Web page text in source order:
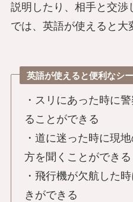
説明したり、相手と交渉
では、英語が使えると大
英語が使えると便利なシ
・スリにあった時に
ることができる
・道に迷った時に現
方を聞くことができる
・飛行機が欠航した
きができる